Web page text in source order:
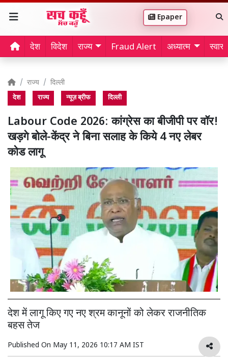
Epaper
देश विदेश राज्य Fraud Alert अध्यात्म
राज्य दिल्ली
देश राज्य न्यूज़ ब्रीफ दिल्ली
Labour Code 2026: कांग्रेस का बीजीपी पर वॉर!
खड़गे बोले-केंद्र ने बिना सलाह के किये 4 नए लेबर
कोड लागू
देश में लागू किए गए नए श्रम कानूनों को लेकर राजनीतिक
बहस तेज
Published On May 11, 2026 10:17 AM IST